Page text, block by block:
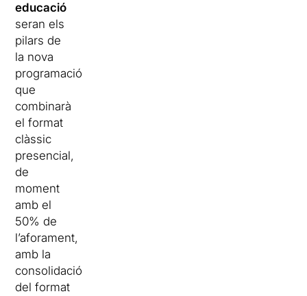
educació
seran els
pilars de
la nova
programació
que
combinarà
el format
clàssic
presencial,
de
moment
amb el
50% de
l’aforament,
amb la
consolidació
del format